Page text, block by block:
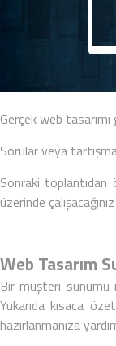
Gerçek web
Sorular veya
Sonraki
üzerinde
Web Tasarım
Bir müşteri sunumu
Yukarıda kısaca
hazırlanmanıza